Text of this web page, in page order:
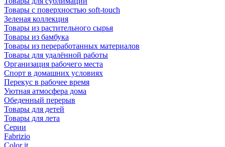
Товары с поверхностью soft-touch
Зеленая коллекция
Товары из растительного сырья
Товары из бамбука
Товары из переработанных материалов
Товары для удалённой работы
Организация рабочего места
Спорт в домашних условиях
Перекус в рабочее время
Уютная атмосфера дома
Обеденный перерыв
Товары для детей
Товары для лета
Серии
Fabrizio
Color it